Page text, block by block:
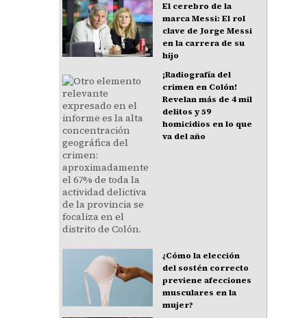
El cerebro de la
marca Messi: El rol
clave de Jorge Messi
en la carrera de su
hijo
¡Radiografía del
crimen en Colón!
Revelan más de 4 mil
delitos y 59
homicidios en lo que
va del año
¿Cómo la elección
del sostén correcto
previene afecciones
musculares en la
mujer?